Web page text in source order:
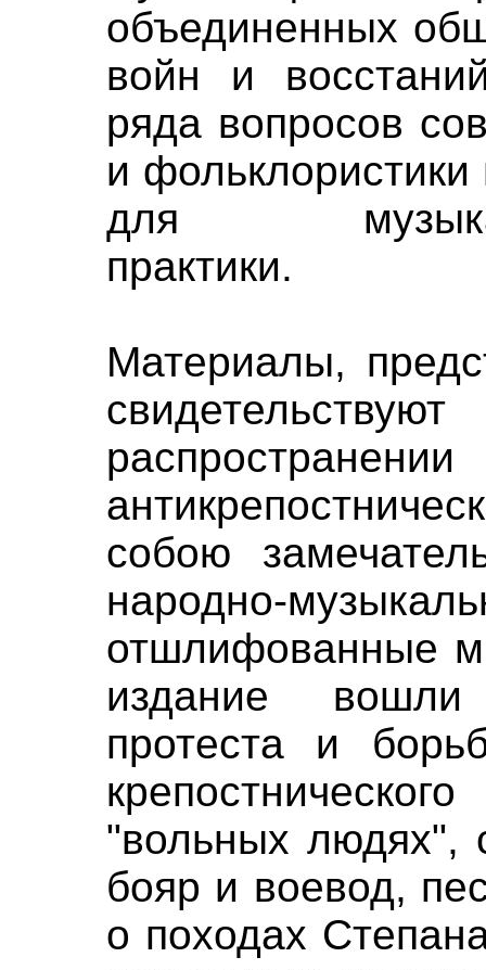
объединенных
войн и
ряда вопросов
и фольклористики
для
практики.
Материалы,
собою
народно-
отшлифованные
издание вошли
протеста и
"вольных людях",
бояр и воевод,
о походах